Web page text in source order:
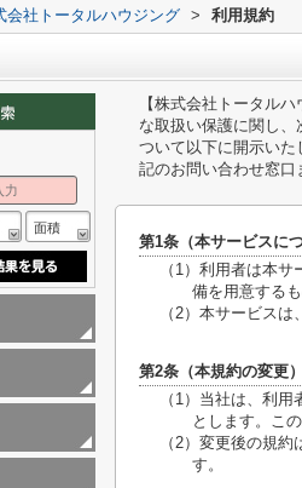
会社トータルハウジング > 利用規約
【株式会社トータル
な取扱い保護に関し
ついて以下に開示い
記のお問い合わせ窓口
第1条（本サービスにつ
（1）利用者は本
備を用意するも
（2）本サービス
第2条（本規約の変更）
（1）当社は、利
とします。こ
（2）変更後の規
す。
面積